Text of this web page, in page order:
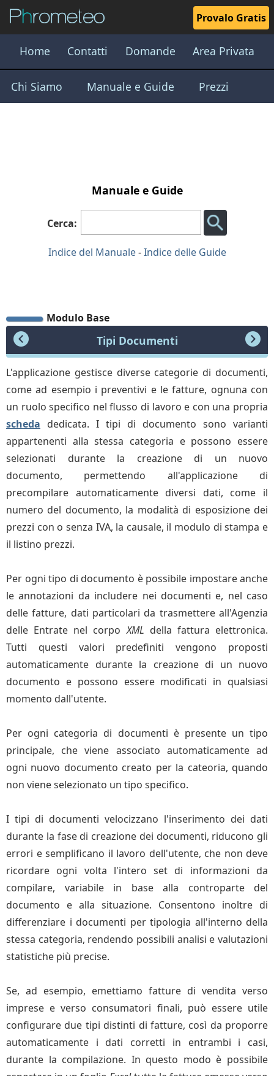
Provalo Gratis
Home Contatti Domande Area Privata
Chi Siamo Manuale e Guide Prezzi
Manuale e Guide
Cerca:
Indice del Manuale-Indice delle Guide
Modulo Base
Tipi Documenti
L'applicazione gestisce diverse categorie di documenti,
come ad esempio i preventivi e le fatture, ognuna con
un ruolo specifico nel flusso di lavoro e con una propria
scheda dedicata. I tipi di documento sono varianti
appartenenti alla stessa categoria e possono essere
selezionati durante la creazione di un nuovo
documento, permettendo all'applicazione di
precompilare automaticamente diversi dati, come il
numero del documento, la modalità di esposizione dei
prezzi con o senza IVA, la causale, il modulo di stampa e
il listino prezzi.
Per ogni tipo di documento è possibile impostare anche
le annotazioni da includere nei documenti e, nel caso
delle fatture, dati particolari da trasmettere all'Agenzia
delle Entrate nel corpoXML della fattura elettronica.
Tutti questi valori predefiniti vengono proposti
automaticamente durante la creazione di un nuovo
documento e possono essere modificati in qualsiasi
momento dall'utente.
Per ogni categoria di documenti è presente un tipo
principale, che viene associato automaticamente ad
ogni nuovo documento creato per la cateoria, quando
non viene selezionato un tipo specifico.
I tipi di documenti velocizzano l'inserimento dei dati
durante la fase di creazione dei documenti, riducono gli
errori e semplificano il lavoro dell'utente, che non deve
ricordare ogni volta l'intero set di informazioni da
compilare, variabile in base alla controparte del
documento e alla situazione. Consentono inoltre di
differenziare i documenti per tipologia all'interno della
stessa categoria, rendendo possibili analisi e valutazioni
statistiche più precise.
Se, ad esempio, emettiamo fatture di vendita verso
imprese e verso consumatori finali, può essere utile
configurare due tipi distinti di fatture, così da proporre
automaticamente i dati corretti in entrambi i casi,
durante la compilazione. In questo modo è possibile